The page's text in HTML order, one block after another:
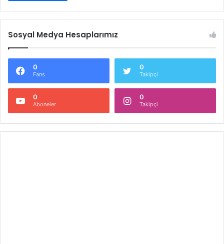
Sosyal Medya Hesaplarımız
0
Fans
0
Takipçi
0
Aboneler
0
Takipçi